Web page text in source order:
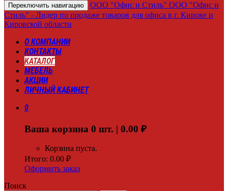
Переключить навигацию ООО "Офис и Стиль" ООО "Офис и
Стиль" - Лидер по продаже товаров для офиса в г. Кирове и
Кировской области
О КОМПАНИИ
КОНТАКТЫ
КАТАЛОГ
МЕБЕЛЬ
АКЦИИ
ЛИЧНЫЙ КАБИНЕТ
0
Ваша корзина 0 шт. | 0.00 ₽
Корзина пуста.
Итого: 0.00 ₽
Оформить заказ
Поиск